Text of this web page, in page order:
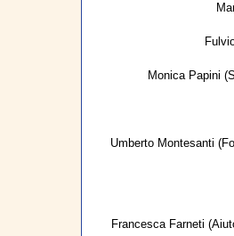
Monica Papini
Umberto Montesanti
Francesca Farneti